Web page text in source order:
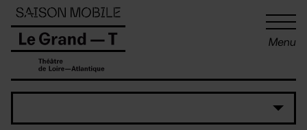
Menu
Panneau de gestion des cookies